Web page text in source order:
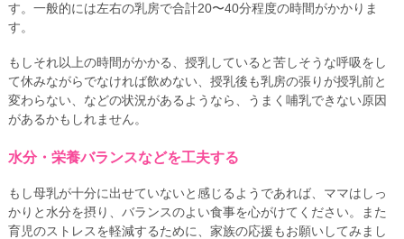
す。一般的には左右の乳房で合計20〜40分程度の時間がかかりま
す。
もしそれ以上の時間がかかる、授乳していると苦しそうな呼吸をし
て休みながらでなければ飲めない、授乳後も乳房の張りが授乳前と
変わらない、などの状況があるようなら、うまく哺乳できない原因
があるかもしれません。
水分・栄養バランスなどを工夫する
もし母乳が十分に出せていないと感じるようであれば、ママはしっ
かりと水分を摂り、バランスのよい食事を心がけてください。また
育児のストレスを軽減するために、家族の応援もお願いしてみまし